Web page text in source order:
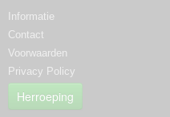
Informatie
Contact
Voorwaarden
Privacy Policy
Herroeping